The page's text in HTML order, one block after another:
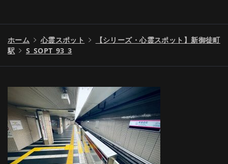
プ
ホーム 心霊スポット
【シリーズ・心霊スポット】新御徒町
駅
S_SOPT_93_3